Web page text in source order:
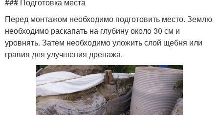
Перед монтажом необходимо подготовить место. Землю
необходимо раскапать на глубину около 30 см и
уровнять. Затем необходимо уложить слой щебня или
гравия для улучшения дренажа.